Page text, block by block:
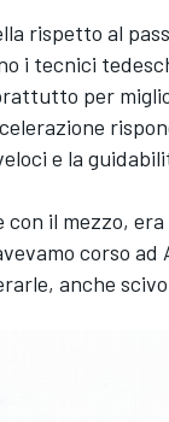
rispetto al
i tecnici
per
e la
con il mezzo,
corso ad
anche